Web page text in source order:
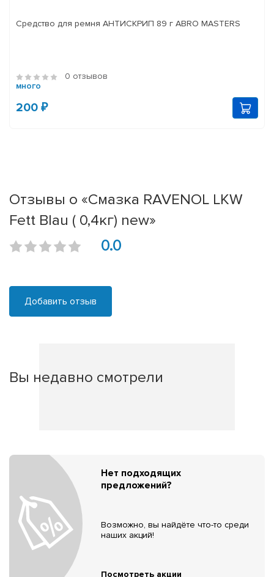
Средство для ремня АНТИСКРИП 89 г ABRO MASTERS
0 отзывов
много
200 ₽
Отзывы о «Смазка RAVENOL LKW
Fett Blau ( 0,4кг) new»
0.0
Добавить отзыв
Вы недавно смотрели
Нет подходящих
предложений?
Возможно, вы найдёте что-то среди
наших акций!
Посмотреть акции